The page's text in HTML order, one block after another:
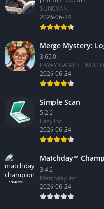
SUNCYAN
2026-06-24
Merge Mystery:
3.65.0
F-WAY GAMES LIMITED
2026-06-24
Simple Scan
5.2.2
Easy inc.
2026-06-24
Matchday™
3.4.2
Matchday Inc.
2026-06-24